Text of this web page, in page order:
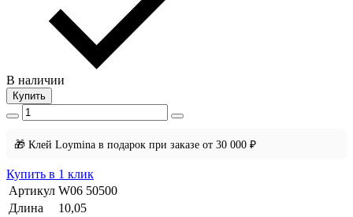
В наличии
Купить
🎁 Клей Loymina в подарок при заказе от 30 000 ₽
Купить в 1 клик
Артикул W06 50500
Длина
10,05